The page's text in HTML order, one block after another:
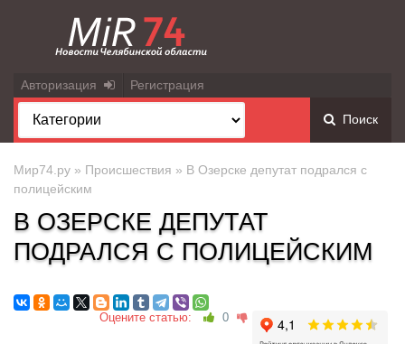
Авторизация Регистрация
Поиск
Мир74.ру » Происшествия » В Озерске депутат подрался с
полицейским
В ОЗЕРСКЕ ДЕПУТАТ
ПОДРАЛСЯ С ПОЛИЦЕЙСКИМ
Оцените статью: 0